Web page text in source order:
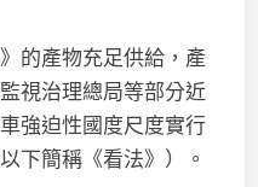
的產物充足供給，產
視治理總局等部分近
強迫性國度尺度實行
下簡稱《看法》）。